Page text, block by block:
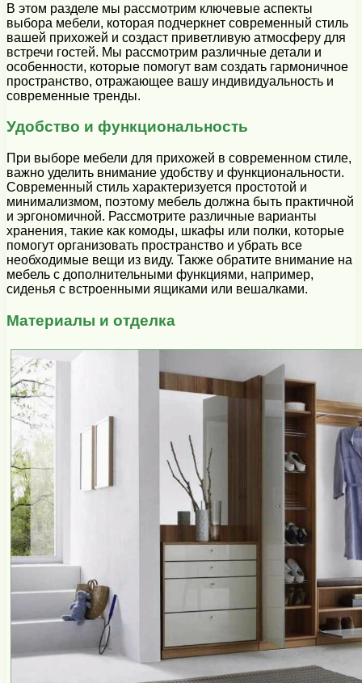
В этом разделе мы рассмотрим ключевые аспекты
выбора мебели, которая подчеркнет современный стиль
вашей прихожей и создаст приветливую атмосферу для
встречи гостей. Мы рассмотрим различные детали и
особенности, которые помогут вам создать гармоничное
пространство, отражающее вашу индивидуальность и
современные тренды.
Удобство и функциональность
При выборе мебели для прихожей в современном стиле,
важно уделить внимание удобству и функциональности.
Современный стиль характеризуется простотой и
минимализмом, поэтому мебель должна быть практичной
и эргономичной. Рассмотрите различные варианты
хранения, такие как комоды, шкафы или полки, которые
помогут организовать пространство и убрать все
необходимые вещи из виду. Также обратите внимание на
мебель с дополнительными функциями, например,
сиденья с встроенными ящиками или вешалками.
Материалы и отделка